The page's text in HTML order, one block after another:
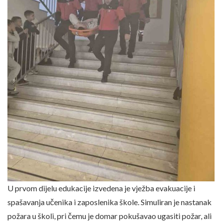
U prvom dijelu edukacije izvedena je vježba evakuacije i
spašavanja učenika i zaposlenika škole. Simuliran je nastanak
požara u školi, pri čemu je domar pokušavao ugasiti požar, ali